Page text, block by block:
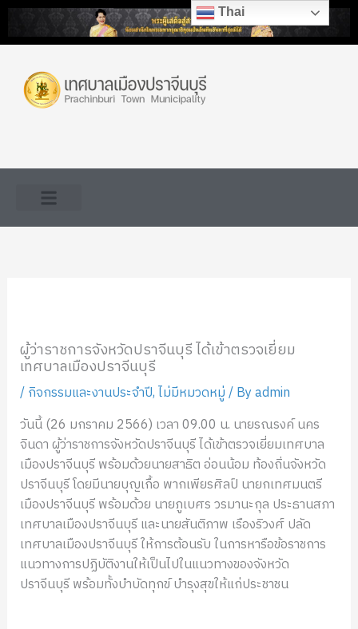
Skip
content
ผู้ว่าราชการจังหวัดปราจีนบุรี ได้เข้าตรวจเยี่ยม
เทศบาลเมืองปราจีนบุรี
/กิจกรรมและงานประจำปี,ไม่มีหมวดหมู่/ Byadmin
วันนี้ (26 มกราคม 2566) เวลา 09.00 น. นายรณรงค์ นคร
จินดา ผู้ว่าราชการจังหวัดปราจีนบุรี ได้เข้าตรวจเยี่ยมเทศบาล
เมืองปราจีนบุรี พร้อมด้วยนายสาธิต อ่อนน้อม ท้องถิ่นจังหวัด
ปราจีนบุรี โดยมีนายบุญเกื้อ พากเพียรศิลป์ นายกเทศมนตรี
เมืองปราจีนบุรี พร้อมด้วย นายภูเบศร วรมานะกุล ประธานสภา
เทศบาลเมืองปราจีนบุรี และนายสันติภาพ เรืองริวงศ์ ปลัด
เทศบาลเมืองปราจีนบุรี ให้การต้อนรับ ในการหารือข้อราชการ
แนวทางการปฏิบัติงานให้เป็นไปในแนวทางของจังหวัด
ปราจีนบุรี พร้อมทั้งบำบัดทุกข์ บำรุงสุขให้แก่ประชาชน
Thai